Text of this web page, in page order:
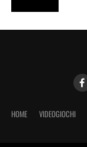
HOME VIDEOGIOCHI